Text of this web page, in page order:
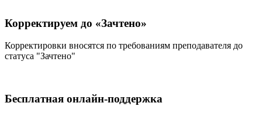
Корректируем до «Зачтено»
Корректировки вносятся по требованиям преподавателя до
статуса "Зачтено"
Бесплатная онлайн-поддержка